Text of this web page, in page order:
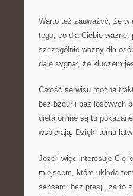
Warto też zauważyć, że w
tego, co dla Ciebie
szczególnie ważny dla
daje sygnał, że kluczem
Całość serwisu można
bez bzdur i bez losowych
dieta online są tu
wspierają. Dzięki temu
Jeżeli więc interesuje Cię
miejscem, które układa
sensem: bez presji, za to